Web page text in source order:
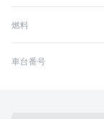
燃料
車台番号